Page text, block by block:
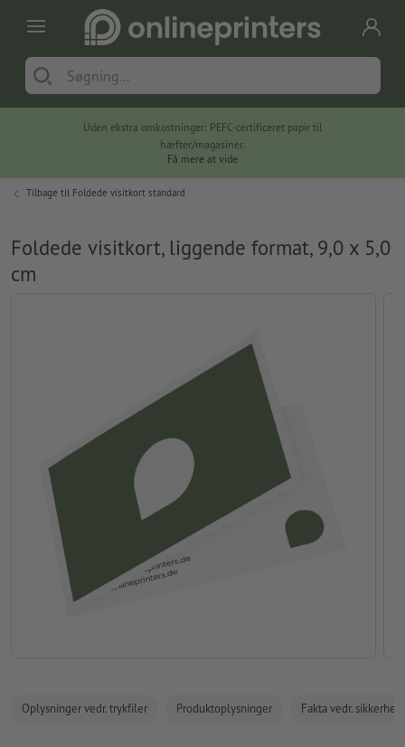
Uden ekstra omkostninger: PEFC-certificeret papir til
hæfter/magasiner.
Få mere at vide
Tilbage til Foldede visitkort standard
Foldede visitkort, liggende format, 9,0 x 5,0
cm
Oplysninger vedr. trykfiler Produktoplysninger Fakta vedr.